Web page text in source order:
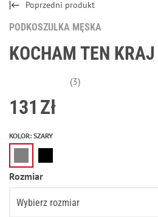
Poprzedni produkt
PODKOSZULKA MĘSKA
KOCHAM TEN KRAJ
(3)
131 Zł
KOLOR: SZARY
Rozmiar
Wybierz rozmiar